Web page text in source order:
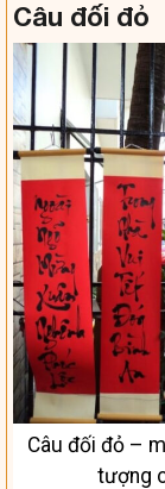
Câu đối đỏ
Câu đối đỏ –
tượng